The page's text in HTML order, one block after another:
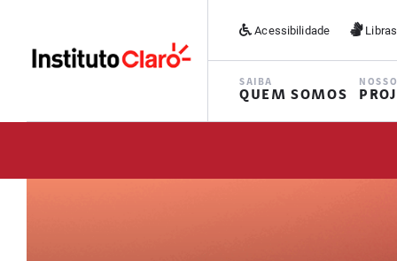
Acessibilidade Libras
SAIBA
QUEM SOMOS